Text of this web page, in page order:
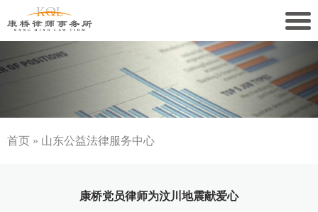
关于康桥
康桥文化
康桥人员
康桥党建
首页 » 山东公益法律服务中心
康桥党员律师为汶川地震献爱心